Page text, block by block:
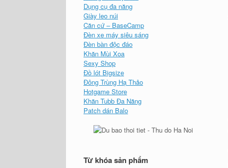
Dụng cụ đa năng
Giày leo núi
Căn cứ – BaseCamp
Đèn xe máy siêu sáng
Đèn bàn độc đáo
Khăn Mùi Xoa
Sexy Shop
Đồ lót Bigsize
Đông Trùng Hạ Thảo
Hotgame Store
Khăn Tubb Đa Năng
Patch dán Balo
Từ khóa sản phẩm